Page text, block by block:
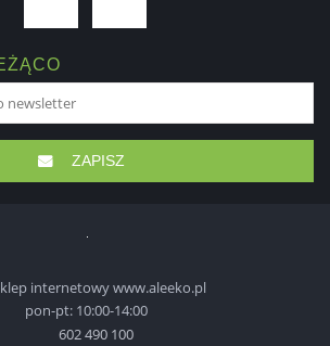
ZAPISZ
internetowy www.aleeko.pl
pon-pt: 10:00-14:00
602 490 100